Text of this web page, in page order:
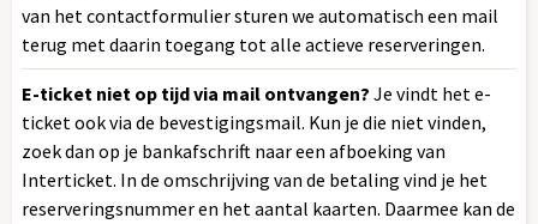
van het contactformulier sturen we automatisch een mail
terug met daarin toegang tot alle actieve reserveringen.
E-ticket niet op tijd via mail ontvangen? Je vindt het e-
ticket ook via de bevestigingsmail. Kun je die niet vinden,
zoek dan op je bankafschrift naar een afboeking van
Interticket. In de omschrijving van de betaling vind je het
reserveringsnummer en het aantal kaarten. Daarmee kan de